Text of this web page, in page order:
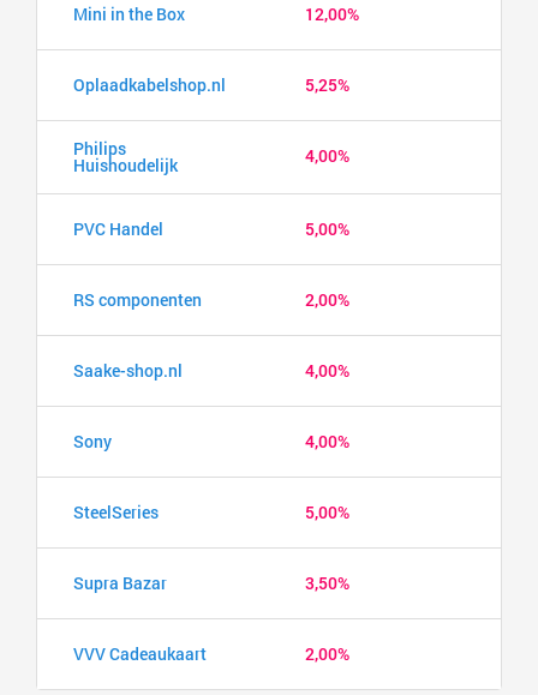
Mini in the Box 12,00%
Oplaadkabelshop.nl 5,25%
Philips
Huishoudelijk 4,00%
PVC Handel 5,00%
RS componenten 2,00%
Saake-shop.nl 4,00%
Sony 4,00%
SteelSeries 5,00%
Supra Bazar 3,50%
VVV Cadeaukaart 2,00%